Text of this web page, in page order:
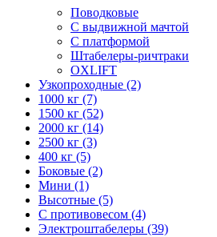
Поводковые
С выдвижной мачтой
С платформой
Штабелеры-ричтраки
OXLIFT
Узкопроходные (2)
1000 кг (7)
1500 кг (52)
2000 кг (14)
2500 кг (3)
400 кг (5)
Боковые (2)
Мини (1)
Высотные (5)
С противовесом (4)
Электроштабелеры (39)